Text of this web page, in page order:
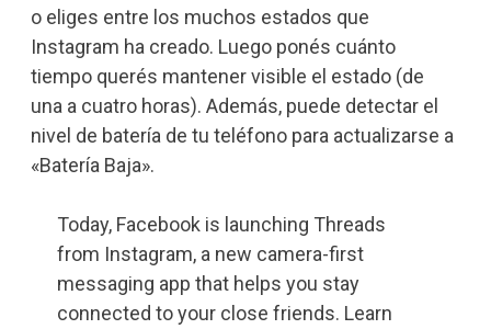
o eliges entre los muchos estados que
Instagram ha creado. Luego ponés cuánto
tiempo querés mantener visible el estado (de
una a cuatro horas). Además, puede detectar el
nivel de batería de tu teléfono para actualizarse a
«Batería Baja».
Today, Facebook is launching Threads
from Instagram, a new camera-first
messaging app that helps you stay
connected to your close friends. Learn